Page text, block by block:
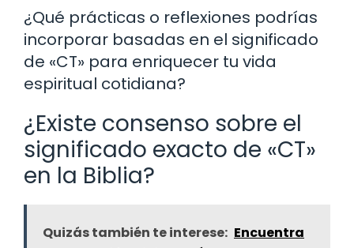
¿Qué prácticas o reflexiones podrías
incorporar basadas en el significado
de «CT» para enriquecer tu vida
espiritual cotidiana?
¿Existe consenso sobre el
significado exacto de «CT»
en la Biblia?
Quizás también te interese: Encuentra